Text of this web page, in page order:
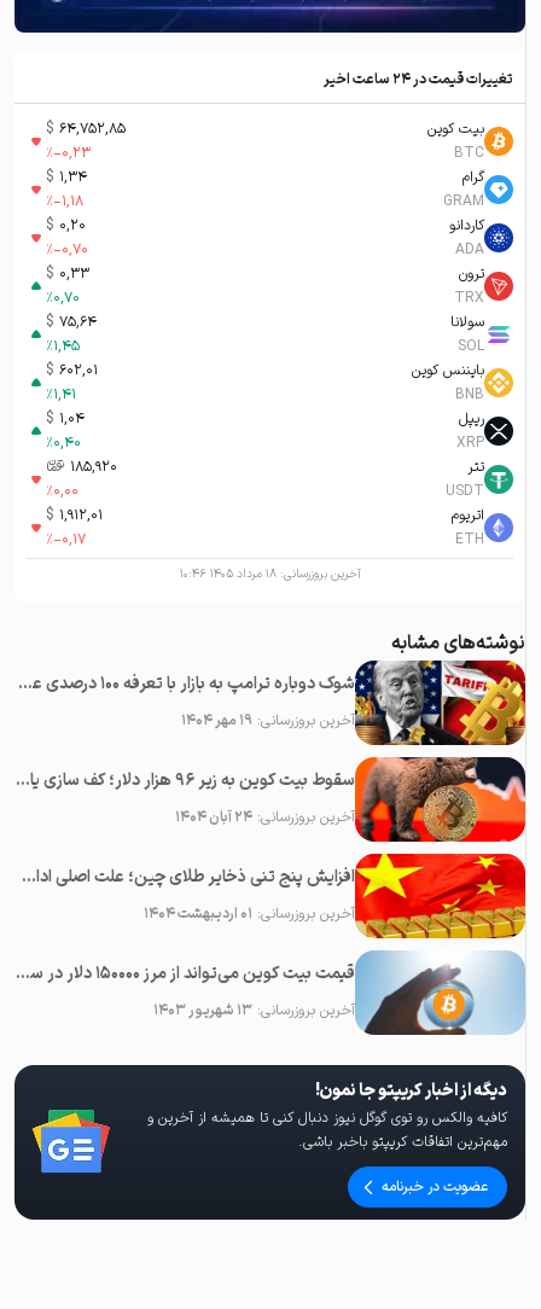
تغییرات قیمت در ۲۴ ساعت اخیر
بیت کوین
BTC
64,752,85
$
%-0,23
گرام
GRAM
1,34
$
%-1,18
کاردانو
ADA
0,20
$
%-0,70
ترون
TRX
0,33
$
%0,70
سولانا
SOL
75,64
$
%1,45
بایننس کوین
BNB
602,01
$
%1,41
ریپل
XRP
1,04
$
%0,40
تتر
USDT
185,920 تومان-ء
%0,00
اتریوم
ETH
1,912,01
$
%-0,17
آخرین بروزرسانی:۱۸ مرداد ۱۴۰۵ ۱۰:۴۶
نوشته‌های مشابه
شوک دوباره ترامپ به بازار با تعرفه ۱۰۰ درصدی علیه چین؛‌ سقوط همه رمزارزها
آخرین بروزرسانی:۱۹ مهر ۱۴۰۴
سقوط بیت کوین به زیر ۹۶ هزار دلار؛ کف سازی یا پایان بولران؟
آخرین بروزرسانی:۲۴ آبان ۱۴۰۴
افزایش پنج تنی ذخایر طلای چین؛ علت اصلی ادامه رشد قیمت طلا
آخرین بروزرسانی: ۰۱ اردیبهشت ۱۴۰۴
قیمت بیت کوین می‌تواند از مرز ۱۵۰۰۰۰ دلار در سال ۲۰۲۳ عبور کند
آخرین بروزرسانی:۱۳ شهریور ۱۴۰۳
دیگه از اخبار کریپتو جا نمون!
کافیه والکس رو توی گوگل نیوز دنبال کنی تا همیشه از آخرین و
مهم‌ترین اتفاقات کریپتو باخبر باشی.
عضویت در خبرنامه